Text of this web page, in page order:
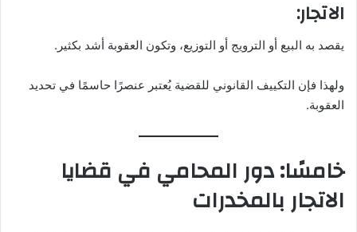
الاتجار:
يقصد به البيع أو الترويج أو التوزيع، وتكون العقوبة أشد بكثير.
ولهذا فإن التكييف القانوني للقضية يُعتبر عنصرًا حاسمًا في تحديد
العقوبة.
خامسًا: دور المحامي في قضايا
الاتجار بالمخدرات